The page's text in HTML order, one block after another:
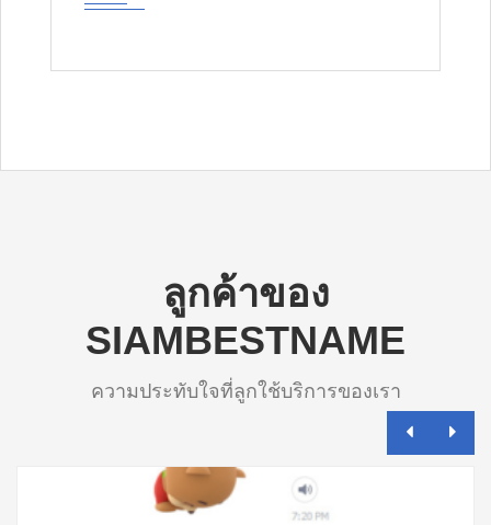
ลูกค้าของ
SIAMBESTNAME
ความประทับใจที่ลูกใช้บริการของเรา